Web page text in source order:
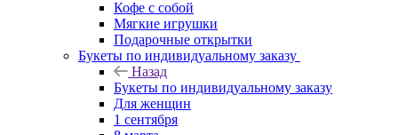
Кофе с собой
Мягкие игрушки
Подарочные открытки
Букеты по индивидуальному заказу
Назад
Букеты по индивидуальному заказу
Для женщин
1 сентября